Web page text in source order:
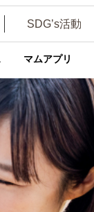
SDG’s活動
マムアプリ